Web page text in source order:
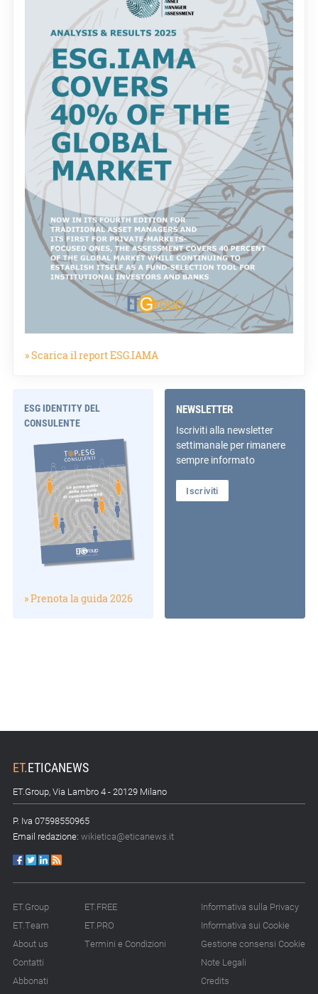
» Scarica il report ESG.IAMA
ESG IDENTITY DEL
CONSULENTE
» Prenota la guida 2026
NEWSLETTER
Iscriviti alla newsletter
settimanale per rimanere
sempre informato
Iscriviti
ET.ETICANEWS
ET.Group, Via Lambro 4 - 20129 Milano
P. Iva 07598550965
Email redazione: wikietica@eticanews.it
ET.Group
ET.Team
About us
Contatti
Abbonati
ET.FREE
ET.PRO
Termini e Condizioni
Informativa sulla Privacy
Informativa sui Cookie
Gestione consensi Cookie
Note Legali
Credits